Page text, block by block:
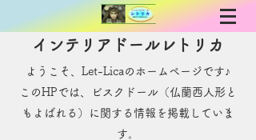
インテリアドールレトリカ
ようこそ、Let-Licaのホームページです♪
​このHPでは、ビスクドール（仏蘭西人形と
もよばれる）に関する情報を掲載していま
す。